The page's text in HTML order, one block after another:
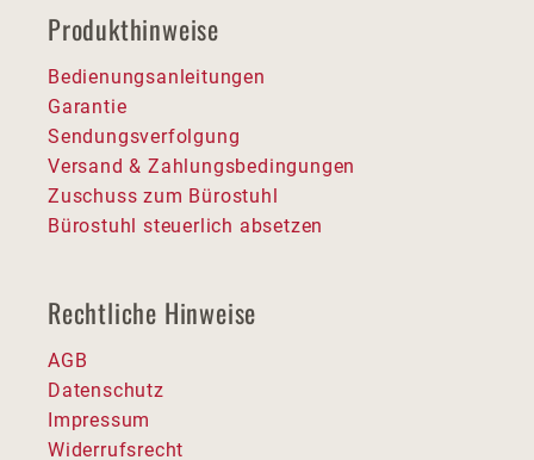
Produkthinweise
Bedienungsanleitungen
Garantie
Sendungsverfolgung
Versand & Zahlungsbedingungen
Zuschuss zum Bürostuhl
Bürostuhl steuerlich absetzen
Rechtliche Hinweise
AGB
Datenschutz
Impressum
Widerrufsrecht